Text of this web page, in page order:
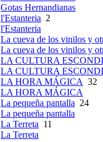
Gotas Hernandianas
l'Estanteria 2
l'Estanteria
La cueva de los vinilos y
La cueva de los vinilos y
LA CULTURA
LA CULTURA
LA HORA MÁGICA 32
LA HORA MÁGICA
La pequeña pantalla 24
La pequeña pantalla
La Terreta 11
La Terreta